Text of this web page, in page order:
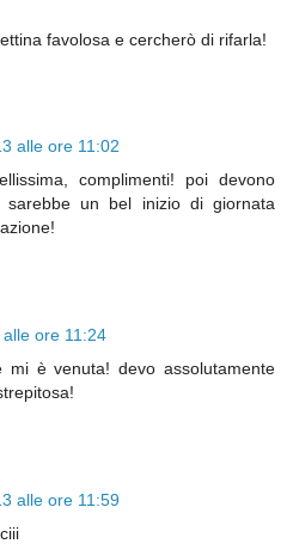
favolosa e cercherò di rifarla!
alle ore 11:02
complimenti! poi devono
sarebbe un bel inizio di giornata
ore 11:24
è venuta! devo assolutamente
alle ore 11:59